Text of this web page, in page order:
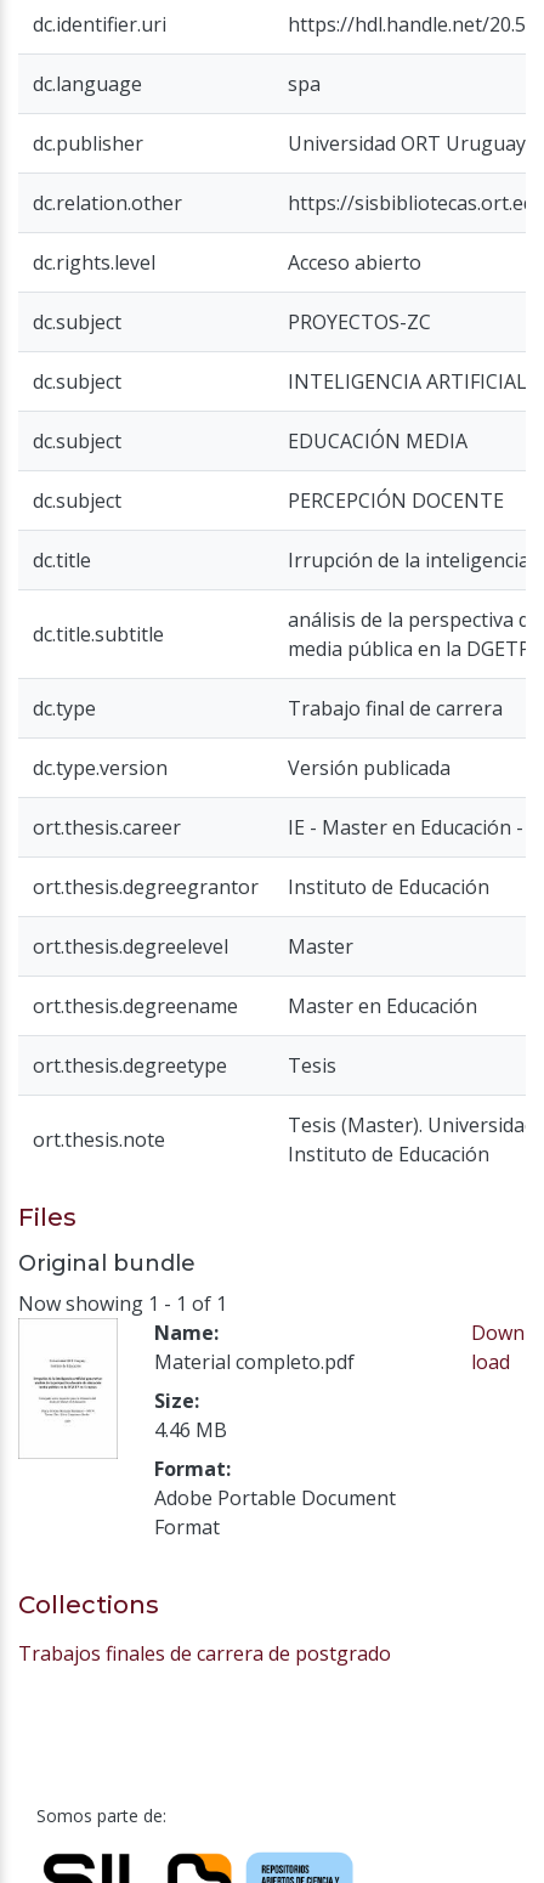
dc.identifier.uri https://hdl.handle.net/
dc.language spa
dc.publisher Universidad ORT Uruguay
dc.relation.other https://
dc.rights.level Acceso abierto
dc.subject PROYECTOS-ZC
dc.subject INTELIGENCIA ARTIFICIAL
dc.subject EDUCACIÓN MEDIA
dc.subject PERCEPCIÓN DOCENTE
dc.title Irrupción de la inteligencia
dc.title.subtitle
análisis de la perspectiva
media pública en la DGETP
dc.type Trabajo final de carrera
dc.type.version Versión publicada
ort.thesis.career IE - Master en Educación -
ort.thesis.degreegrantor Instituto de Educación
ort.thesis.degreelevel Master
ort.thesis.degreename Master en Educación
ort.thesis.degreetype Tesis
ort.thesis.note
Tesis (Master). Universidad
Instituto de Educación
Files
Original bundle
Now showing 1 - 1 of 1
Name:
Material completo.pdf
Size:
4.46 MB
Format:
Adobe Portable Document
Format
Down
load
Collections
Trabajos finales de carrera de postgrado
Somos parte de: